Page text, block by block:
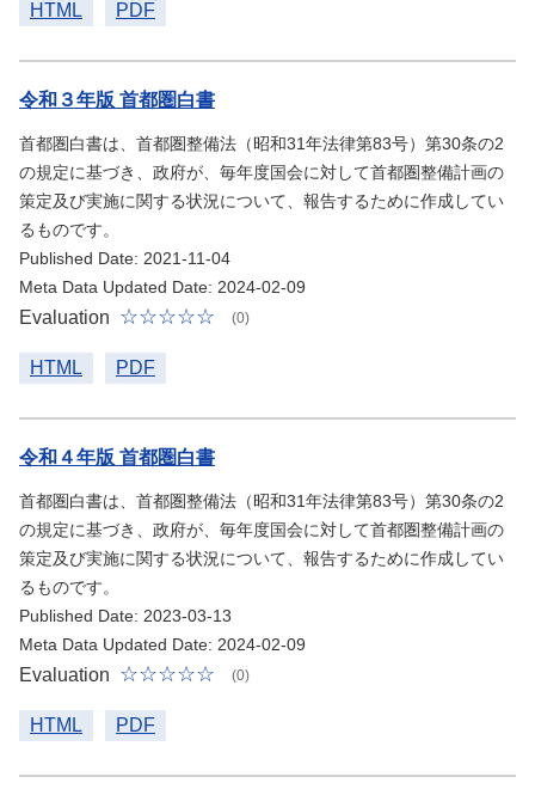
HTML PDF
令和３年版 首都圏白書
首都圏白書は、首都圏整備法（昭和31年法律第83号）第30条の2
の規定に基づき、政府が、毎年度国会に対して首都圏整備計画の
策定及び実施に関する状況について、報告するために作成してい
るものです。
Published Date: 2021-11-04
Meta Data Updated Date: 2024-02-09
Evaluation (0)
HTML PDF
令和４年版 首都圏白書
首都圏白書は、首都圏整備法（昭和31年法律第83号）第30条の2
の規定に基づき、政府が、毎年度国会に対して首都圏整備計画の
策定及び実施に関する状況について、報告するために作成してい
るものです。
Published Date: 2023-03-13
Meta Data Updated Date: 2024-02-09
Evaluation (0)
HTML PDF